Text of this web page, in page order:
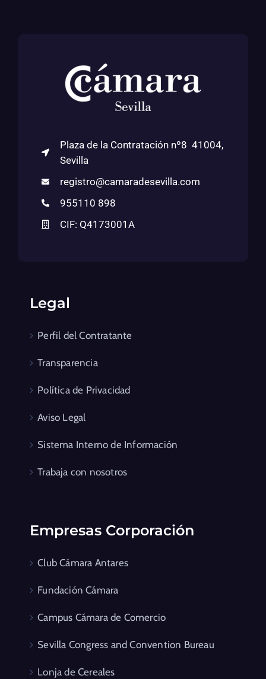
Plaza de la Contratación nº8 41004,
Sevilla
registro@camaradesevilla.com
955110 898
CIF: Q4173001A
Legal
Perfil del Contratante
Transparencia
Política de Privacidad
Aviso Legal
Sistema Interno de Información
Trabaja con nosotros
Empresas Corporación
Club Cámara Antares
Fundación Cámara
Campus Cámara de Comercio
Sevilla Congress and Convention Bureau
Lonja de Cereales